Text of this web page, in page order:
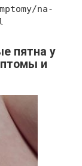
na-
пятна у
и